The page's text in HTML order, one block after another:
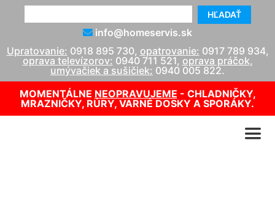
HĽADAŤ
info@homeservis.sk
Upratovanie: 0918 895 730, opatrovanie: 0917 789 934,
oprava televízorov: 0940 711 521, oprava práčok,
umývačiek a sušičiek: 0940 005 822.
MOMENTÁLNE NEOPRAVUJEME - CHLADNIČKY,
MRAZNIČKY, RÚRY, VARNÉ DOSKY A SPORÁKY.